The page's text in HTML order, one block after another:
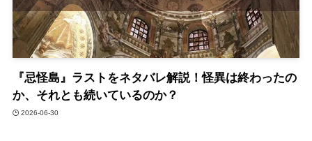
『忌怪島』ラストをネタバレ解説！怪異は終わったの
か、それとも続いているのか？
2026-06-30